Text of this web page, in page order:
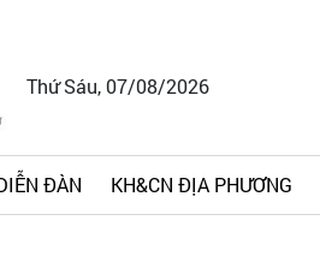
Thứ Sáu, 07/08/2026
ĐÀN KH&CN ĐỊA PHƯƠNG